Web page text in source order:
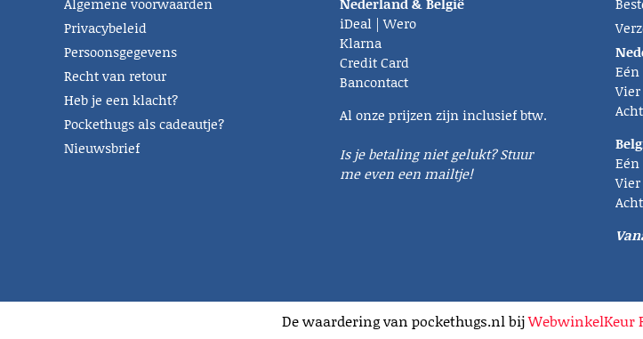
Privacybeleid
Persoonsgegevens
Recht van retour
Heb je een klacht?
Pockethugs als cadeautje?
Nieuwsbrief
iDeal | Wero
Klarna
Credit Card
Bancontact
Al onze prijzen zijn inclusief btw.
Is je betaling niet gelukt? Stuur
me even een mailtje!
Eén
Eén
De waardering van pockethugs.nl bijWebwinkelKeur